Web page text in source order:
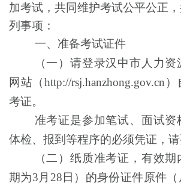
加考试，共同维护考试公平公正
列事项：
一、准备考试证件
（一）请登录汉中市 人力
网站（http://rsj.hanzhong.gov.cn
考证。
准考证是参加笔试、面试资
体检、报到等程序的必须凭证，请
（二）纸质准考证，有效
期为3 月 28 日）的身份证件原件